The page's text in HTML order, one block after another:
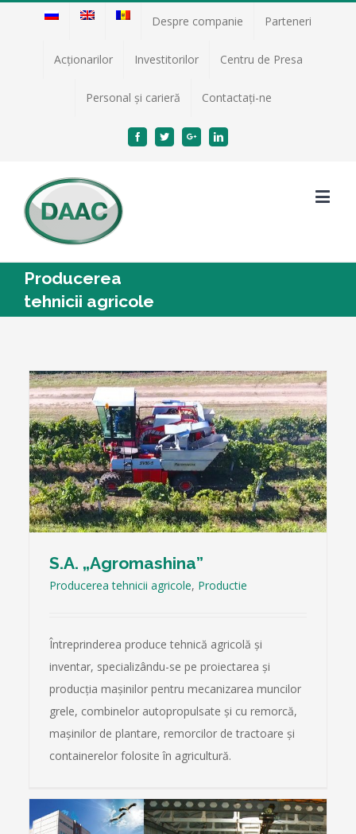
Despre companie Parteneri
Acţionarilor Investitorilor Centru de Presa
Personal și carieră Contactați-ne
FacebookTwitterGoogle+Linkedin
Producerea
tehnicii agricole
S.A. „Agromashina”
Producerea tehnicii agricole, Productie
Întreprinderea produce tehnică agricolă şi
inventar, specializându-se pe proiectarea şi
producţia maşinilor pentru mecanizarea muncilor
grele, combinelor autopropulsate şi cu remorcă,
maşinilor de plantare, remorcilor de tractoare şi
containerelor folosite în agricultură.